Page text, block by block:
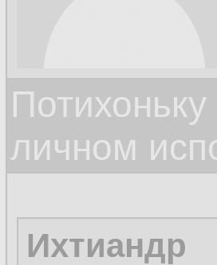
личном
Ихтиандр